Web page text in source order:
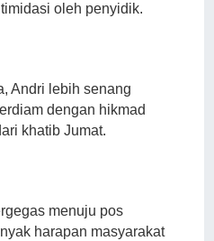
oleh penyidik.
Andri lebih senang
dengan hikmad
khatib Jumat.
menuju pos
harapan masyarakat